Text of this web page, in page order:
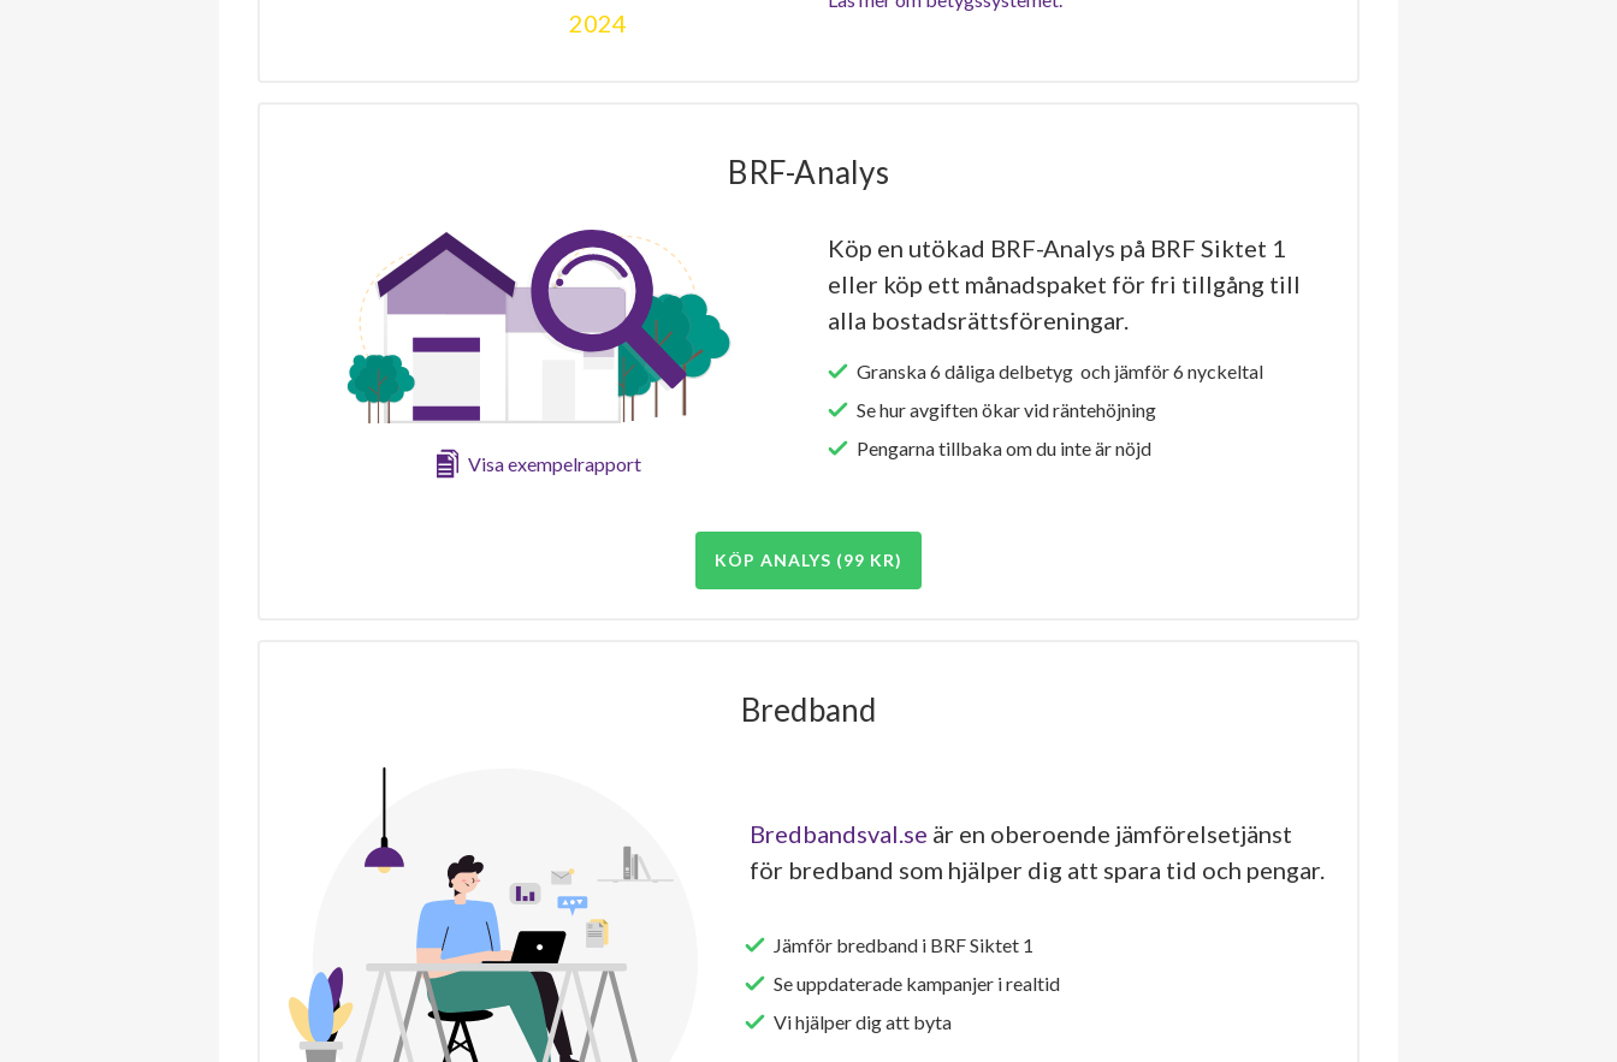
2024
BRF-Analys
Visa exempelrapport
Köp en utökad BRF-Analys på BRF Siktet 1
eller köp ett månadspaket för fri tillgång till
alla bostadsrättsföreningar.
Granska 6 dåliga delbetyg och jämför 6 nyckeltal
Se hur avgiften ökar vid räntehöjning
Pengarna tillbaka om du inte är nöjd
KÖP ANALYS (99 KR)
Bredband
Bredbandsval.se är en oberoende jämförelsetjänst
för bredband som hjälper dig att spara tid och pengar.
Jämför bredband i BRF Siktet 1
Se uppdaterade kampanjer i realtid
Vi hjälper dig att byta